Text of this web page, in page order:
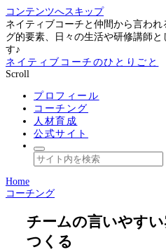
コンテンツへスキップ
ネイティブコーチと仲間から言われ
グ的要素、日々の生活や研修講師
す♪
ネイティブコーチのひとりごと
Scroll
プロフィール
コーチング
人材育成
公式サイト
Home
コーチング
チームの言いやす
つくる